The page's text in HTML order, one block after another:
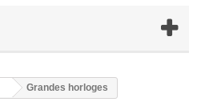
Grandes horloges